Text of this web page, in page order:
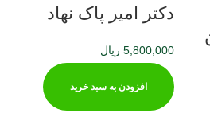
دکتر امیر پاک نهاد
5,800,000 ریال
افزودن به سبد خرید